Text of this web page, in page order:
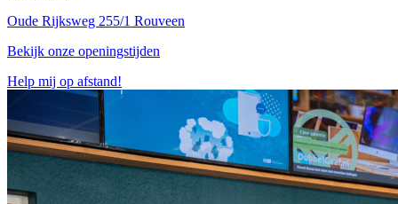
Oude Rijksweg 255/1 Rouveen
Bekijk onze openingstijden
Help mij op afstand!